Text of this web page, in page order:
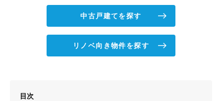
中古戸建てを探す
リノベ向き物件を探す
目次